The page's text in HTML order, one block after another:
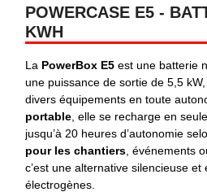
POWERCASE E5 -
KWH
La PowerBox E5 est une batterie
une puissance de sortie de 5,5
divers équipements en toute
portable , elle se recharge en
jusqu’à 20 heures d’autonomie
pour les chantiers , événements
c’est une alternative silencieuse
électrogènes.